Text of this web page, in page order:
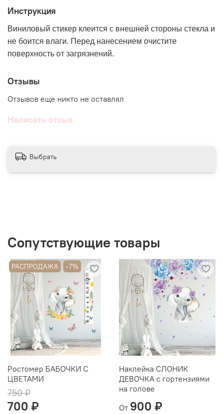
для декора заднего стекла машины, а так же кузова и
боковых стекол. Мы специально создали стикеры на
выписку из роддома оптимального размера - не сильно
большие и не сильно маленькие, чтобы они дали обзор
водителю и в тоже время смотрелись стильно и
красиво.
поверхности и не оставляют следов. Есть исключения,
● Наша продукция сертифицирована
Инструкция
Виниловый стикер клеится с внешней стороны стекла и
не боится влаги. Перед нанесением очистите
поверхность от загрязнений.
Отзывы
Отзывов еще никто не оставлял
Написать отзыв
Выбрать
Сопутствующие товары
РАСПРОДАЖА -7%
Ростомер БАБОЧКИ С
ЦВЕТАМИ
750 ₽
700 ₽
Наклейка СЛОНИК
ДЕВОЧКА с гортензиями
на голове
От 900 ₽